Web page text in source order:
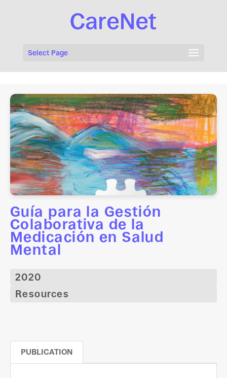
Select Page
Guía para la Gestión
Colaborativa de la
Medicación en Salud
Mental
2020
Resources
PUBLICATION